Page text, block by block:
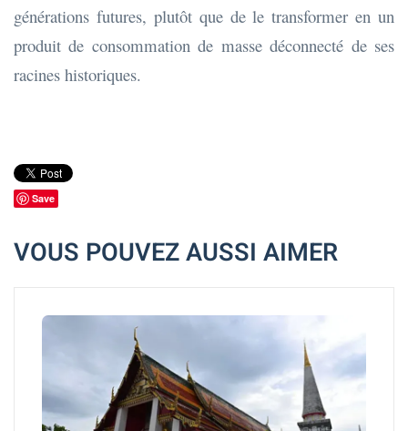
générations futures, plutôt que de le transformer en un
produit de consommation de masse déconnecté de ses
racines historiques.
Save
VOUS POUVEZ AUSSI AIMER